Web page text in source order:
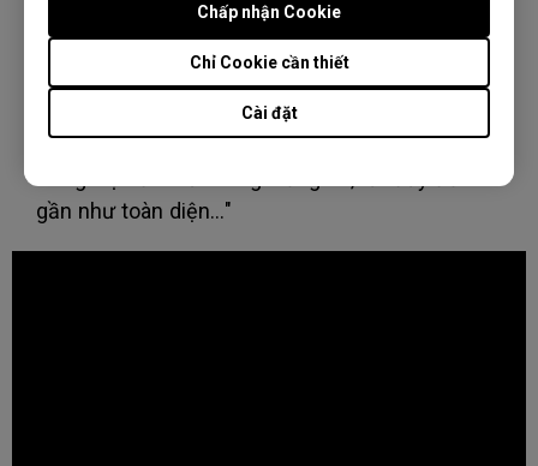
Cài đặt
Chỉ Cookie cần thiết
Chấp nhận Cookie
thể dễ dàng thay đổi góc chiếu? Đã bao giờ các
bạn nhìn thấy một chiếc máy chiếu mà có loa
2.1? Đã bao giờ các bạn nghĩ rằng, một chiếc
máy chiếu ở mức giá như thế này mà lại có pin?
Thật sự là hỗ trợ hoàn toàn cho sự thuận tiện
gần như toàn diện..."